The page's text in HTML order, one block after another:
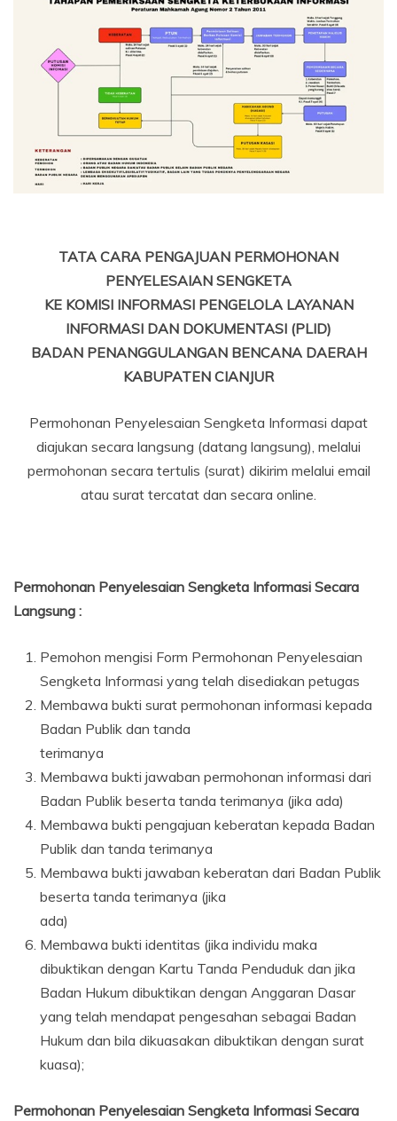
TATA CARA PENGAJUAN PERMOHONAN
PENYELESAIAN SENGKETA
KE KOMISI INFORMASI PENGELOLA LAYANAN
INFORMASI DAN DOKUMENTASI (PLID)
BADAN PENANGGULANGAN BENCANA DAERAH
KABUPATEN CIANJUR
Permohonan Penyelesaian Sengketa Informasi dapat
diajukan secara langsung (datang langsung), melalui
permohonan secara tertulis (surat) dikirim melalui email
atau surat tercatat dan secara online.
Permohonan Penyelesaian Sengketa Informasi Secara
Langsung :
Pemohon mengisi Form Permohonan Penyelesaian
Sengketa Informasi yang telah disediakan petugas
Membawa bukti surat permohonan informasi kepada
Badan Publik dan tanda
terimanya
Membawa bukti jawaban permohonan informasi dari
Badan Publik beserta tanda terimanya (jika ada)
Membawa bukti pengajuan keberatan kepada Badan
Publik dan tanda terimanya
Membawa bukti jawaban keberatan dari Badan Publik
beserta tanda terimanya (jika
ada)
Membawa bukti identitas (jika individu maka
dibuktikan dengan Kartu Tanda Penduduk dan jika
Badan Hukum dibuktikan dengan Anggaran Dasar
yang telah mendapat pengesahan sebagai Badan
Hukum dan bila dikuasakan dibuktikan dengan surat
kuasa);
Permohonan Penyelesaian Sengketa Informasi Secara